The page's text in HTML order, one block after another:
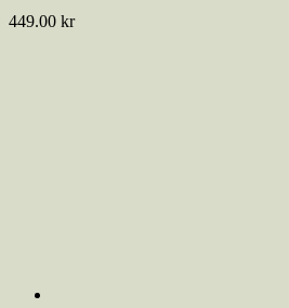
449.00 kr